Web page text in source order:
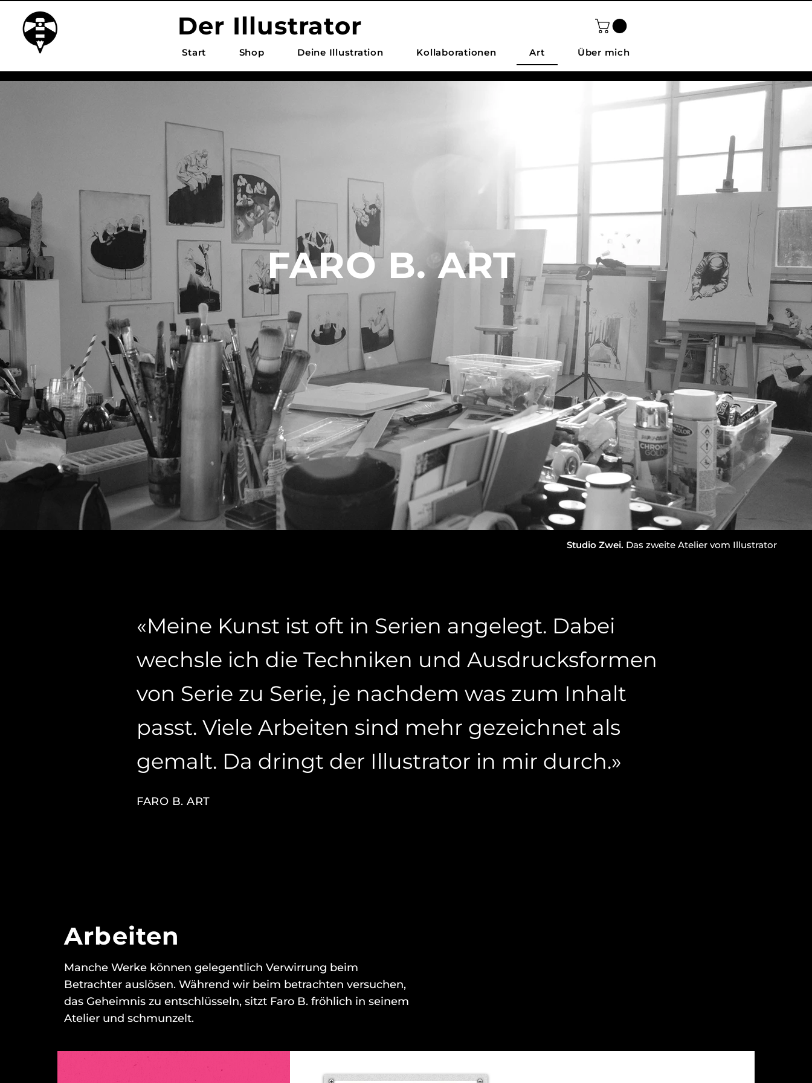
Der Illustrator
Start Shop Deine Illustration Kollaborationen Art Über mich
FARO B. ART
Studio Zwei. Das zweite Atelier vom Illustrator
«Meine Kunst ist oft in Serien angelegt. Dabei
wechsle ich die Techniken und Ausdrucksformen
von Serie zu Serie, je nachdem was zum Inhalt
passt. Viele Arbeiten sind mehr gezeichnet als
gemalt. Da dringt der Illustrator in mir durch.»
FARO B. ART
Arbeiten
Manche Werke können gelegentlich Verwirrung beim
Betrachter auslösen. Während wir beim betrachten versuchen,
das Geheimnis zu entschlüsseln, sitzt Faro B. fröhlich in seinem
Atelier und schmunzelt.